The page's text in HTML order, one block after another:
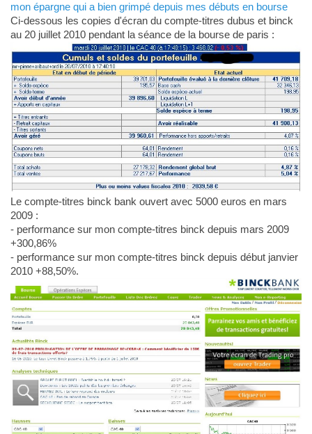
mon épargne qui a bien grimpé depuis mes débuts en bourse
Ci-dessous les copies d'écran du compte-titres dubus et binck
au 20 juillet 2010 pendant la séance de la bourse de paris :
Le compte-titres binck bank ouvert avec 5000 euros en mars
2009 :
- performance sur mon compte-titres binck depuis mars 2009
+300,86%
- performance sur mon compte-titres binck depuis début janvier
2010 +88,50%.